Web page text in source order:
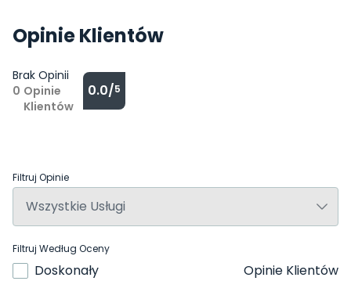
Opinie Klientów
Brak Opinii
0 Opinie
Klientów
0.0/5
Filtruj Opinie
Filtruj Według Oceny
Doskonały
Opinie Klientów